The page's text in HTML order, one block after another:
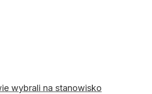
wybrali na stanowisko